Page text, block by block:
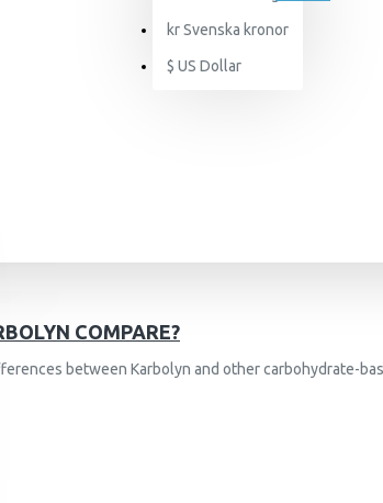
krSvenska kronor
$ US Dollar
COMPARE?
between Karbolyn and other carbohydrate-